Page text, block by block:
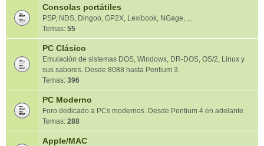
Consolas portátiles
PSP, NDS, Dingoo, GP2X, Lexibook, NGage, ...
Temas: 55
PC Clásico
Emulación de sistemas DOS, Windows, DR-DOS, OS/2, Linux y
sus sabores. Desde 8088 hasta Pentium 3.
Temas: 396
PC Moderno
Foro dedicado a PCs modernos. Desde Pentium 4 en adelante
Temas: 288
Apple/MAC